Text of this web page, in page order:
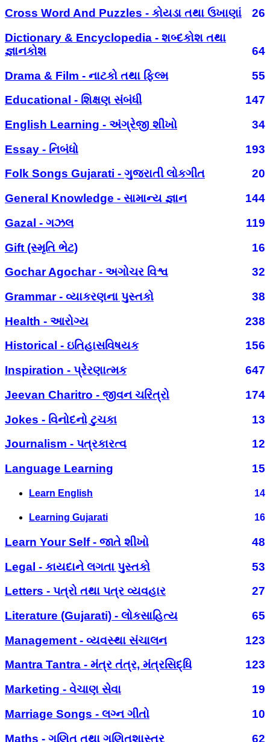
Cross Word And Puzzles - કોયડા તથા ઉખાણાં
26
Dictionary & Encyclopedia - શબ્દકોશ તથા
જ્ઞાનકોશ
64
Drama & Film - નાટકો તથા ફિલ્મ
55
Educational - શિક્ષણ સંબંધી
147
English Learning - અંગ્રેજી શીખો
34
Essay - નિબંધો
193
Folk Songs Gujarati - ગુજરાતી લોકગીત
20
General Knowledge - સામાન્ય જ્ઞાન
144
Gazal - ગઝલ
119
Gift (સ્મૃતિ ભેટ)
16
Gochar Agochar - અગોચર વિશ્વ
32
Grammar - વ્યાકરણના પુસ્તકો
38
Health - આરોગ્ય
238
Historical - ઇતિહાસવિષયક
156
Inspiration - પ્રેરણાત્મક
647
Jeevan Charitro - જીવન ચરિત્રો
174
Jokes - વિનોદનો ટુચકા
13
Journalism - પત્રકારત્વ
12
Language Learning
15
Learn English 14
Learning Gujarati 16
Learn Your Self - જાતે શીખો
48
Legal - કાયદાને લગતા પુસ્તકો
53
Letters - પત્રો તથા પત્ર વ્યવહાર
27
Literature (Gujarati) - લોકસાહિત્ય
65
Management - વ્યવસ્થા સંચાલન
123
Mantra Tantra - મંત્ર તંત્ર, મંત્રસિદ્ધિ
123
Marketing - વેચાણ સેવા
19
Marriage Songs - લગ્ન ગીતો
10
Maths - ગણિત તથા ગણિતશાસ્ત્ર
62